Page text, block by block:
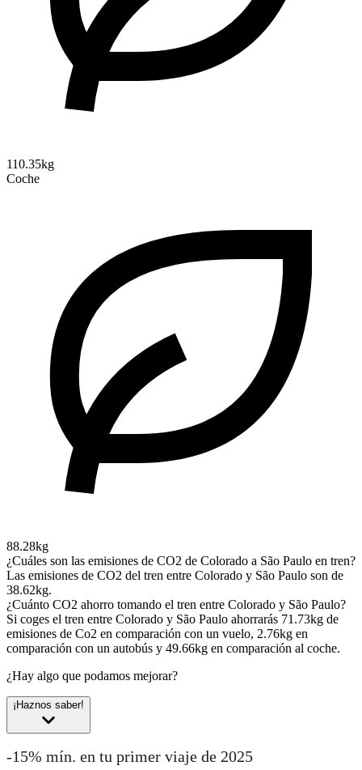
110.35kg
Coche
88.28kg
¿Cuáles son las emisiones de CO2 de Colorado a São Paulo en tren?
Las emisiones de CO2 del tren entre Colorado y São Paulo son de
38.62kg.
¿Cuánto CO2 ahorro tomando el tren entre Colorado y São Paulo?
Si coges el tren entre Colorado y São Paulo ahorrarás 71.73kg de
emisiones de Co2 en comparación con un vuelo, 2.76kg en
comparación con un autobús y 49.66kg en comparación al coche.
¿Hay algo que podamos mejorar?
¡Haznos saber!
-15% mín. en tu primer viaje de 2025